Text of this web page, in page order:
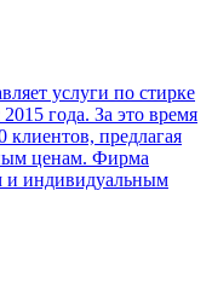
услуги по стирке
года. За это время
клиентов, предлагая
ценам. Фирма
и индивидуальным